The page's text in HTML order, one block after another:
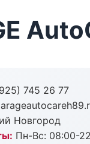
745 26 77
Новгород
Пн-Вс: 08:00-